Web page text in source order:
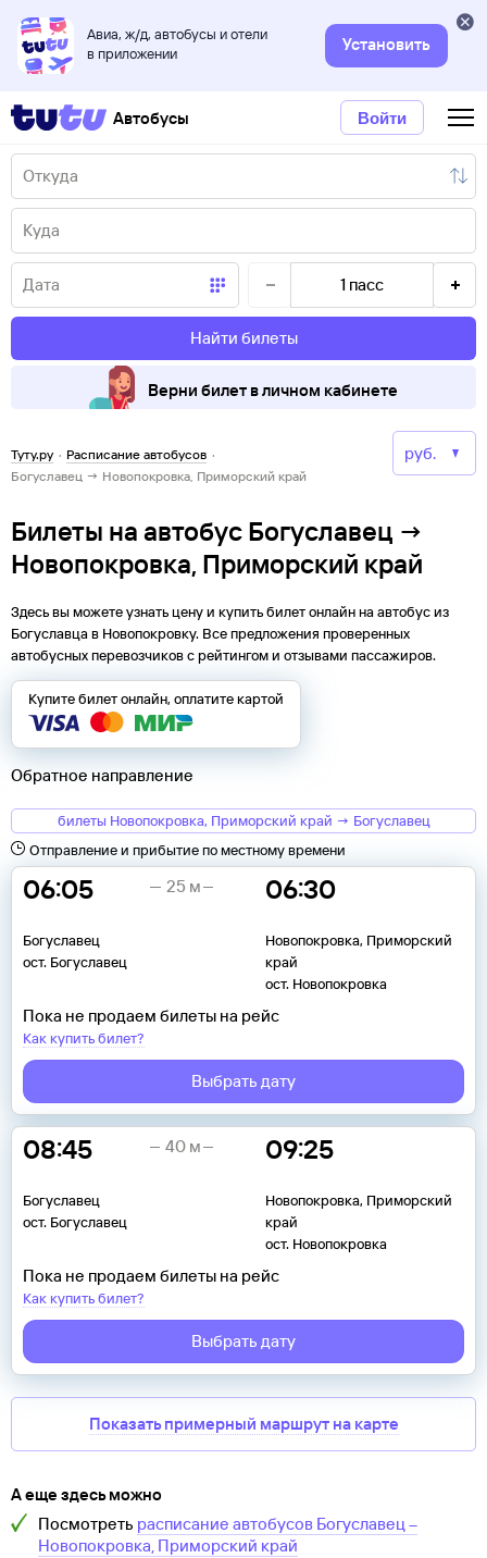
Авиа, ж/д, автобусы и отели
в приложении
Установить
Автобусы Войти
1 пасс
Найти билеты
Верни билет в личном кабинете
Туту.ру · Расписание автобусов ·
Богуславец → Новопокровка, Приморский край
Билеты на автобус Богуславец →
Новопокровка, Приморский край
Здесь вы можете узнать цену и купить билет онлайн на автобус из
Богуславцав Новопокровку. Все предложения проверенных
автобусных перевозчиков с рейтингом и отзывами пассажиров.
Купите билет онлайн, оплатите картой
Обратное направление
билеты Новопокровка, Приморский край → Богуславец
Отправление и прибытие по местному времени
06:05
Богуславец
ост. Богуславец
06:30
Новопокровка, Приморский
край
ост. Новопокровка
25 м
Пока не продаем билеты на рейс
Как купить билет?
Выбрать дату
08:45
Богуславец
ост. Богуславец
09:25
Новопокровка, Приморский
край
ост. Новопокровка
40 м
Пока не продаем билеты на рейс
Как купить билет?
Выбрать дату
Показать примерный маршрут на карте
А еще здесь можно
Посмотреть расписание автобусов Богуславец–
Новопокровка, Приморский край